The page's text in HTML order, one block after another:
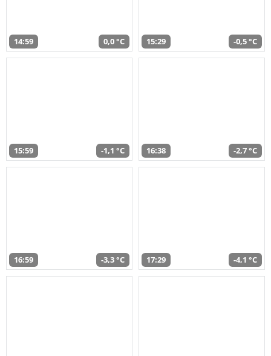
14:59 0,0 °C 15:29 -0,5 °C
15:59 -1,1 °C 16:38 -2,7 °C
16:59 -3,3 °C 17:29 -4,1 °C